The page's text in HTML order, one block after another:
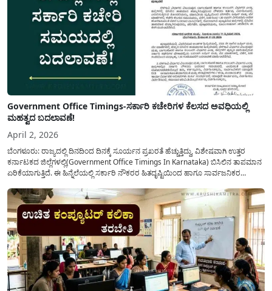
Government Office Timings-ಸರ್ಕಾರಿ ಕಚೇರಿಗಳ ಕೆಲಸದ ಅವಧಿಯಲ್ಲಿ
ಮಹತ್ವದ ಬದಲಾವಣೆ!
April 2, 2026
ಬೆಂಗಳೂರು: ರಾಜ್ಯದಲ್ಲಿ ದಿನದಿಂದ ದಿನಕ್ಕೆ ಸೂರ್ಯನ ಪ್ರಖರತೆ ಹೆಚ್ಚುತ್ತಿದ್ದು, ವಿಶೇಷವಾಗಿ ಉತ್ತರ
ಕರ್ನಾಟಕದ ಜಿಲ್ಲೆಗಳಲ್ಲಿ(Government Office Timings In Karnataka) ಬಿಸಿಲಿನ ತಾಪಮಾನ
ಏರಿಕೆಯಾಗುತ್ತಿದೆ. ಈ ಹಿನ್ನೆಲೆಯಲ್ಲಿ ಸರ್ಕಾರಿ ನೌಕರರ ಹಿತದೃಷ್ಟಿಯಿಂದ ಹಾಗೂ ಸಾರ್ವಜನಿಕರ
ಮತ್ತು ಕಲ್ಯಾಣ ಕರ್ನಾಟಕದ ಒಟ್ಟು 9 ಜಿಲ್ಲೆಗಳಲ್ಲಿ ಏಪ್ರಿಲ್...